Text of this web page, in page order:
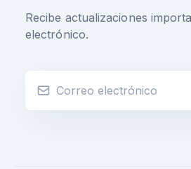
Recibe actualizaciones
electrónico.